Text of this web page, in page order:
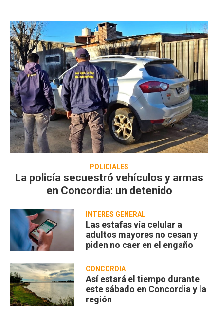
POLICIALES
La policía secuestró vehículos y armas
en Concordia: un detenido
INTERÉS GENERAL
Las estafas vía celular a
adultos mayores no cesan y
piden no caer en el engaño
CONCORDIA
Así estará el tiempo durante
este sábado en Concordia y la
región